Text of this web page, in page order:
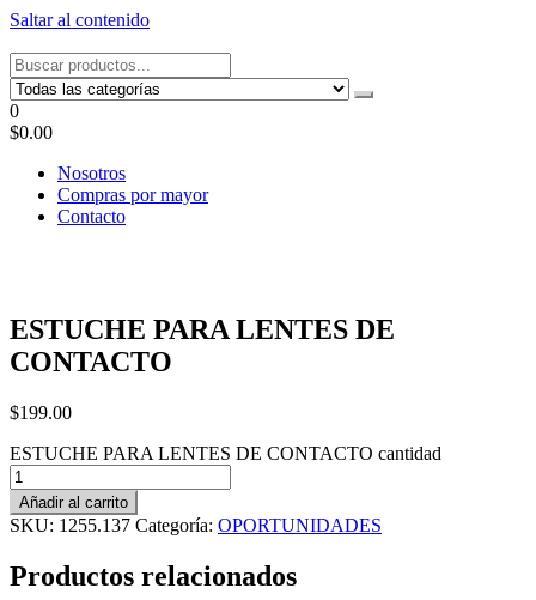
Saltar al contenido
Tel: 22087679 – Cel: 097 822122 – Joaquín Requena 2459
0
$0.00
Nosotros
Compras por mayor
Contacto
ESTUCHE PARA LENTES DE
CONTACTO
$199.00
ESTUCHE PARA LENTES DE CONTACTO cantidad
Añadir al carrito
SKU: 1255.137 Categoría: OPORTUNIDADES
Productos relacionados